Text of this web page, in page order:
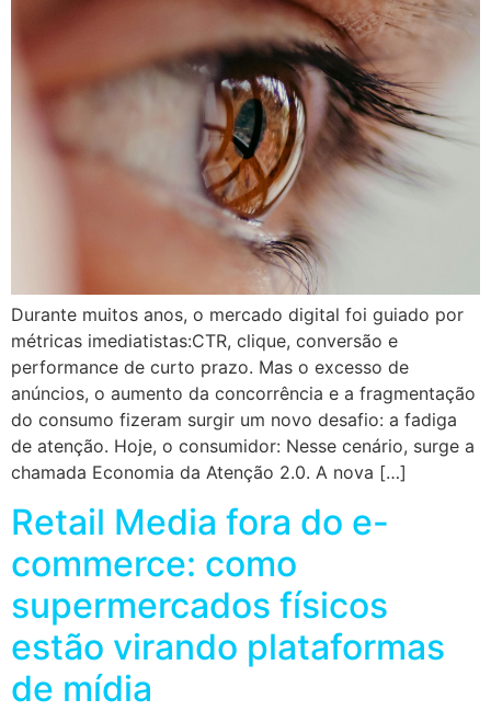
Durante muitos anos, o mercado digital foi guiado por
métricas imediatistas:CTR, clique, conversão e
performance de curto prazo. Mas o excesso de
anúncios, o aumento da concorrência e a fragmentação
do consumo fizeram surgir um novo desafio: a fadiga
de atenção. Hoje, o consumidor: Nesse cenário, surge a
chamada Economia da Atenção 2.0. A nova […]
Retail Media fora do e-
commerce: como
supermercados físicos
estão virando plataformas
de mídia